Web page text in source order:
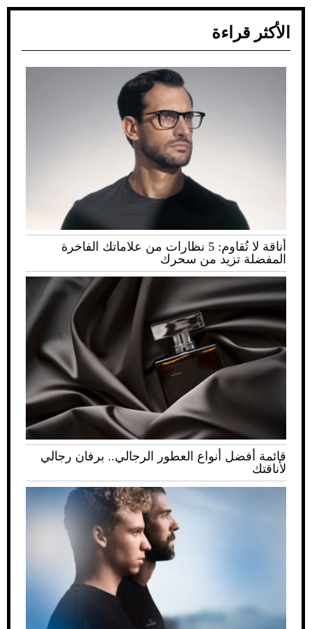
الأكثر قراءة
أناقة لا تُقاوم: 5 نظارات من علاماتك الفاخرة
المفضلة تزيد من سحرك
قائمة أفضل أنواع العطور الرجالي.. برفان رجالي
لأناقتك